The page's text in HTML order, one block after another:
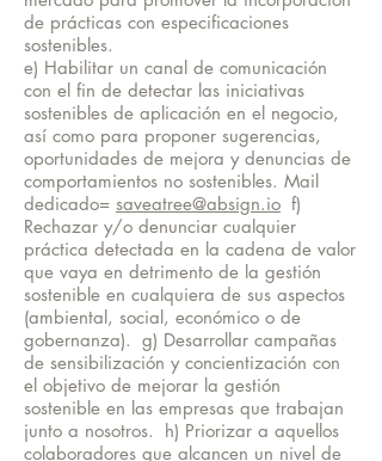
de prácticas con especificaciones
sostenibles.
e) Habilitar un canal de comunicación
con el fin de detectar las iniciativas
sostenibles de aplicación en el negocio,
así como para proponer sugerencias,
oportunidades de mejora y denuncias de
comportamientos no sostenibles. Mail
dedicado= saveatree@absign.io f)
Rechazar y/o denunciar cualquier
práctica detectada en la cadena de valor
que vaya en detrimento de la gestión
sostenible en cualquiera de sus aspectos
(ambiental, social, económico o de
gobernanza). g) Desarrollar campañas
de sensibilización y concientización con
el objetivo de mejorar la gestión
sostenible en las empresas que trabajan
junto a nosotros. h) Priorizar a aquellos
colaboradores que alcancen un nivel de